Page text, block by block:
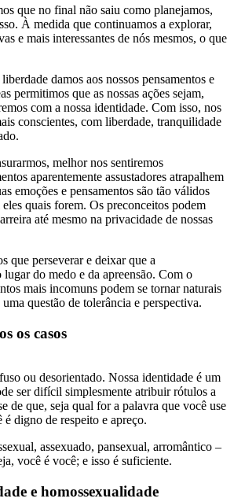
que no final não saiu como planejamos,
À medida que continuamos a explorar,
e mais interessantes de nós mesmos, o que
damos aos nossos pensamentos e
permitimos que as nossas ações sejam,
com a nossa identidade. Com isso, nos
conscientes, com liberdade, tranquilidade
melhor nos sentiremos
aparentemente assustadores atrapalhem
emoções e pensamentos são tão válidos
quais forem. Os preconceitos podem
até mesmo na privacidade de nossas
que perseverar e deixar que a
lugar do medo e da apreensão. Com o
mais incomuns podem se tornar naturais
uma questão de tolerância e perspectiva.
os casos
ou desorientado. Nossa identidade é um
ser difícil simplesmente atribuir rótulos a
de que, seja qual for a palavra que você use
é digno de respeito e apreço.
assexuado, pansexual, arromântico –
você é você; e isso é suficiente.
e homossexualidade